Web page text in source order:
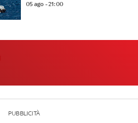
05 ago - 21:00
PUBBLICITÀ